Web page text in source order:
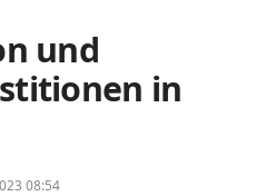
und
in
08:54